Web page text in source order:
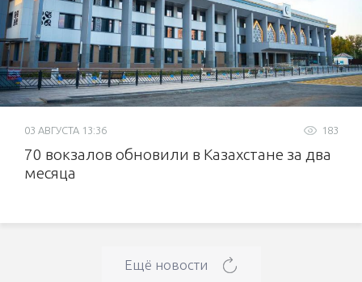
183
03 АВГУСТА 13:36
70 вокзалов обновили в Казахстане за два
месяца
Ещё новости